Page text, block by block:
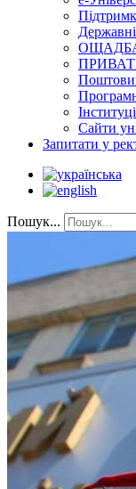
Державні
Сайти
Запитати у
Пошук...